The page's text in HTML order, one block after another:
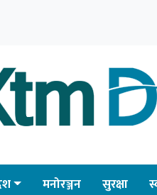
मनोरञ्जन सुरक्षा